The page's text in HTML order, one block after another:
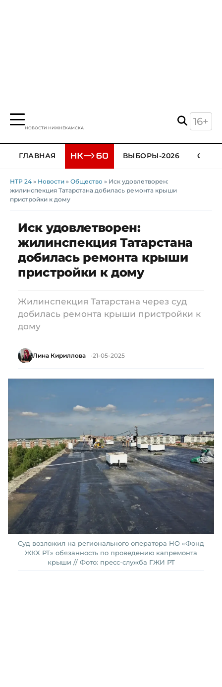
НОВОСТИ НИЖНЕКАМСКА
16+
ГЛАВНАЯ ВЫБОРЫ-2026
НТР 24 » Новости » Общество » Иск удовлетворен:
жилинспекция Татарстана добилась ремонта крыши
пристройки к дому
Иск удовлетворен:
жилинспекция Татарстана
добилась ремонта крыши
пристройки к дому
Жилинспекция Татарстана через суд
добилась ремонта крыши пристройки к
дому
Лина Кириллова 21-05-2025
Суд возложил на регионального оператора НО «Фонд
ЖКХ РТ» обязанность по проведению капремонта
крыши // Фото: пресс-служба ГЖИ РТ